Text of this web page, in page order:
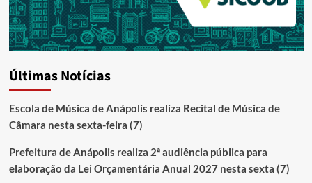
Últimas Notícias
Escola de Música de Anápolis realiza Recital de Música de
Câmara nesta sexta-feira (7)
Prefeitura de Anápolis realiza 2ª audiência pública para
elaboração da Lei Orçamentária Anual 2027 nesta sexta (7)